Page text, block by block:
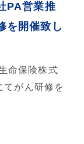
PA営業推
を開催致し
命保険株式
てがん研修を